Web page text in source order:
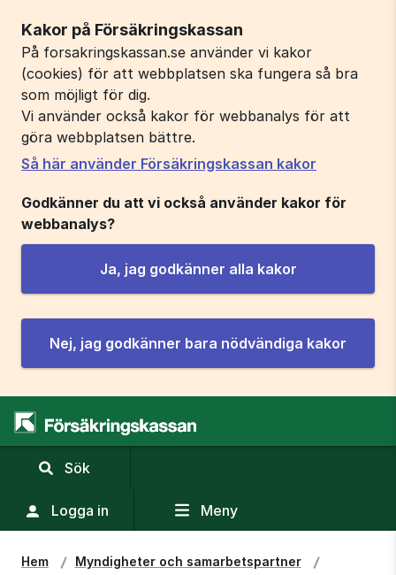
Kakor på Försäkringskassan
På forsakringskassan.se använder vi kakor
(cookies) för att webbplatsen ska fungera så bra
som möjligt för dig.
Vi använder också kakor för webbanalys för att
göra webbplatsen bättre.
Så här använder Försäkringskassan kakor
Godkänner du att vi också använder kakor för
webbanalys?
Ja, jag godkänner alla kakor
Nej, jag godkänner bara nödvändiga kakor
Sök
sökfält
Logga in Meny
Hem Myndigheter och samarbetspartner